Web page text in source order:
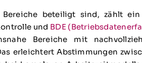
beteiligt sind, zählt
und BDE
Bereiche mit
erleichtert Abstimmungen